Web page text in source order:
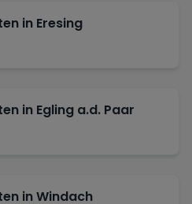
in Eresing
in Egling a.d. Paar
inWindach